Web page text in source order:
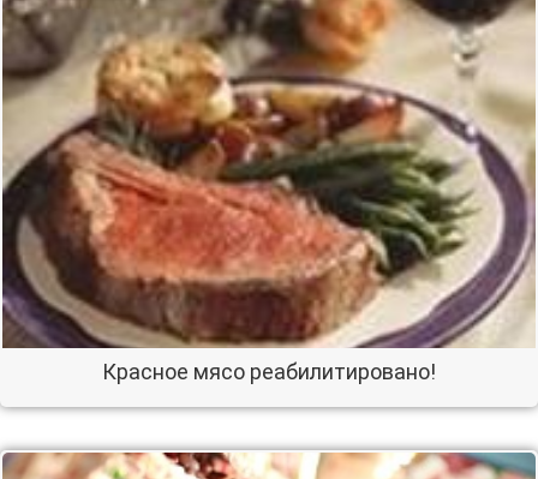
Красное мясо реабилитировано!